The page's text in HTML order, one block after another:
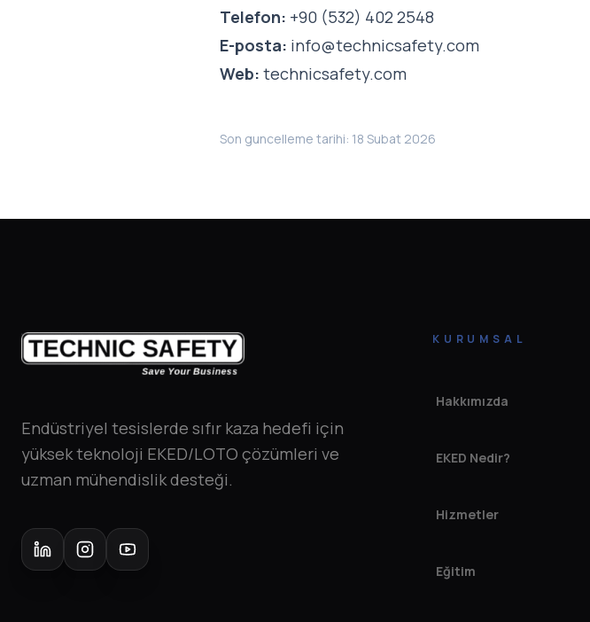
Telefon: +90 (532) 402 2548
E-posta: info@technicsafety.com
Web: technicsafety.com
Son guncelleme tarihi: 18 Subat 2026
Endüstriyel tesislerde sıfır kaza hedefi için
yüksek teknoloji EKED/LOTO çözümleri ve
uzman mühendislik desteği.
KURUMSAL
Hakkımızda
EKED Nedir?
Hizmetler
Eğitim